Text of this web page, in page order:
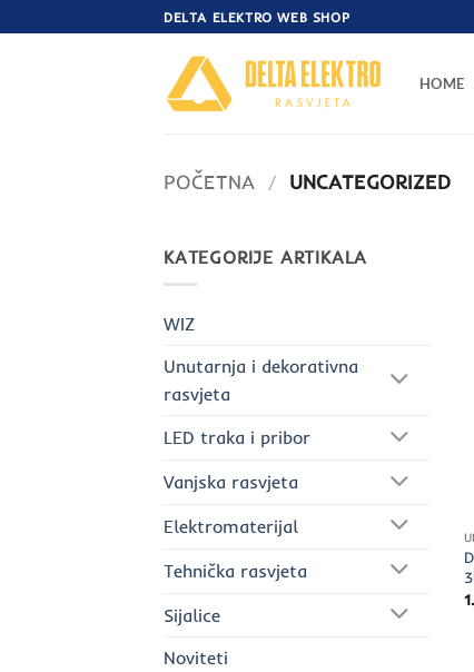
to
DELTA ELEKTRO WEB SHOP
HOME
POČETNA / UNCATEGORIZED
KATEGORIJE ARTIKALA
WIZ
Unutarnja i dekorativna
rasvjeta
LED traka i pribor
Vanjska rasvjeta
Elektromaterijal
Tehnička rasvjeta
Sijalice
Noviteti